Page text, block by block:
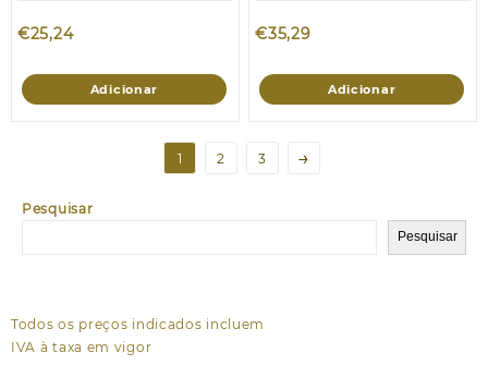
Pesquisar
Pesquisar
€25,24
Adicionar
€35,29
Adicionar
1 2 3 →
Todos os preços indicados incluem
IVA à taxa em vigor